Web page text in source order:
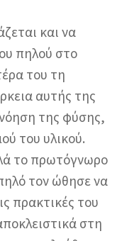
και να
πηλού στο
του τη
αυτής της
της φύσης,
του υλικού.
το πρωτόγνωρο
τον ώθησε να
πρακτικές του
στη